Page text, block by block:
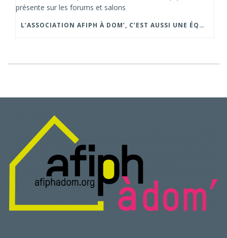
L’ASSOCIATION AFIPH À DOM’, C’EST AUSSI UNE ÉQUIPE PRÉSENTE SUR LES FORUMS ET SALONS